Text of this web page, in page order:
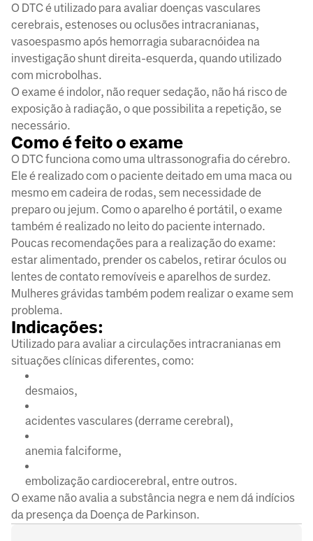
O DTC é utilizado para avaliar doenças vasculares
cerebrais, estenoses ou oclusões intracranianas,
vasoespasmo após hemorragia subaracnóidea na
investigação shunt direita-esquerda, quando utilizado
com microbolhas.
O exame é indolor, não requer sedação, não há risco de
exposição à radiação, o que possibilita a repetição, se
necessário.
Como é feito o exame
O DTC funciona como uma ultrassonografia do cérebro.
Ele é realizado com o paciente deitado em uma maca ou
mesmo em cadeira de rodas, sem necessidade de
preparo ou jejum. Como o aparelho é portátil, o exame
também é realizado no leito do paciente internado.
Poucas recomendações para a realização do exame:
estar alimentado, prender os cabelos, retirar óculos ou
lentes de contato removíveis e aparelhos de surdez.
Mulheres grávidas também podem realizar o exame sem
problema.
Indicações:
Utilizado para avaliar a circulações intracranianas em
situações clínicas diferentes, como:
desmaios,
acidentes vasculares (derrame cerebral),
anemia falciforme,
embolização cardiocerebral, entre outros.
O exame não avalia a substância negra e nem dá indícios
da presença da Doença de Parkinson.